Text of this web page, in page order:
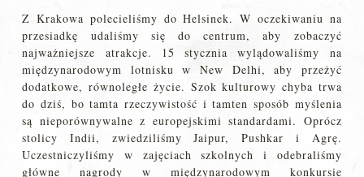
Z Krakowa polecieliśmy do Helsinek. W oczekiwaniu na
przesiadkę udaliśmy się do centrum, aby zobaczyć
najważniejsze atrakcje. 15 stycznia wylądowaliśmy na
międzynarodowym lotnisku w New Delhi, aby przeżyć
dodatkowe, równoległe życie. Szok kulturowy chyba trwa
do dziś, bo tamta rzeczywistość i tamten sposób myślenia
są nieporównywalne z europejskimi standardami. Oprócz
stolicy Indii, zwiedziliśmy Jaipur, Pushkar i Agrę.
Uczestniczyliśmy w zajęciach szkolnych i odebraliśmy
główne nagrody w międzynarodowym konkursie